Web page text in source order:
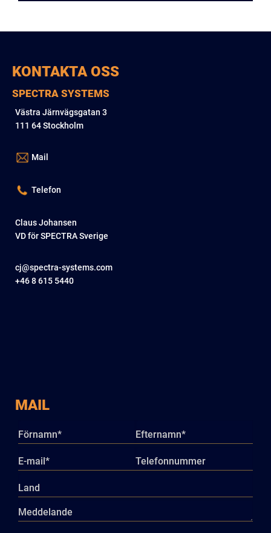
KONTAKTA OSS
SPECTRA SYSTEMS
Västra Järnvägsgatan 3
111 64 Stockholm
Mail
Telefon
Claus Johansen
VD för SPECTRA Sverige
cj@spectra-systems.com
+46 8 615 5440
MAIL